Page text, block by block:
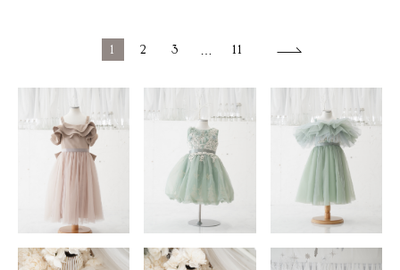
ロケーション撮影・カメラマン
子供の写真撮影・スタジオフォト
赤ちゃん撮影・ベビーフォト
リピーター様専用
店舗を探す
1 2 3 11